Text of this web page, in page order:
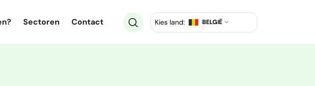
Sectoren Contact Kies land: BELGIË